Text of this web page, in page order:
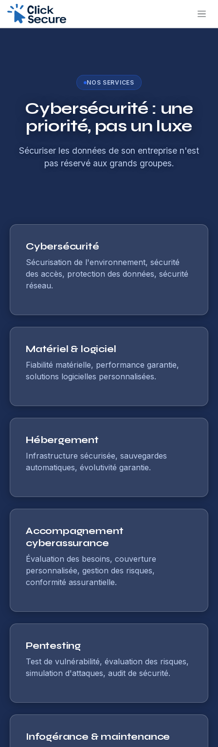
NOS SERVICES
Cybersécurité : une
priorité, pas un luxe
Sécuriser les données de son entreprise n'est
pas réservé aux grands groupes.
Cybersécurité
Sécurisation de l'environnement, sécurité
des accès, protection des données, sécurité
réseau.
Matériel & logiciel
Fiabilité matérielle, performance garantie,
solutions logicielles personnalisées.
Hébergement
Infrastructure sécurisée, sauvegardes
automatiques, évolutivité garantie.
Accompagnement
cyberassurance
Évaluation des besoins, couverture
personnalisée, gestion des risques,
conformité assurantielle.
Pentesting
Test de vulnérabilité, évaluation des risques,
simulation d'attaques, audit de sécurité.
Infogérance & maintenance